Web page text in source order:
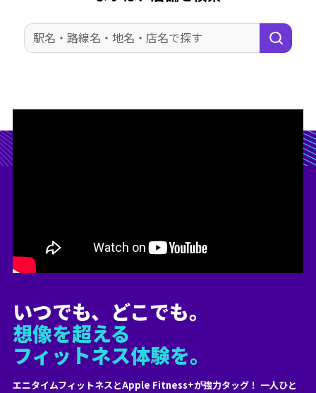
いつでも、どこでも。
想像を超える
フィットネス体験を。
エニタイムフィットネスとApple Fitness+が強力タッグ！ 一人ひと